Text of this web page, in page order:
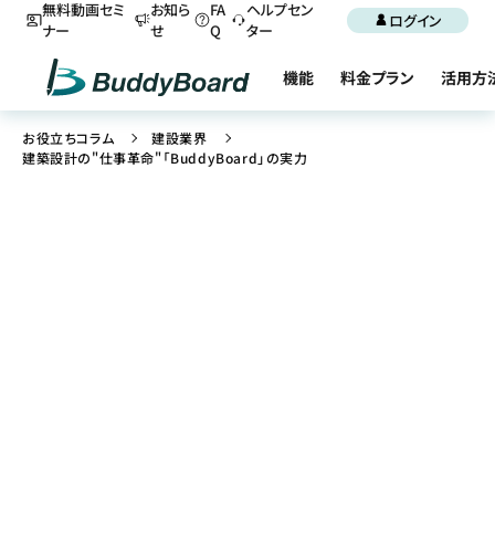
無料動画セミ
ナー
お知ら
せ
FA
Q
ヘルプセン
ター
ログイン
機能 料金プラン 活用方
お役立ちコラム
建設業界
建築設計の"仕事革命"「BuddyBoard」の実力